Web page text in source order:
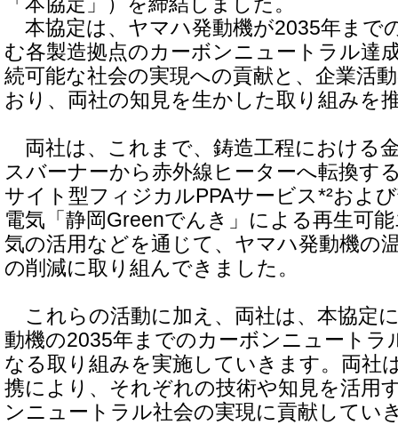
本協定は、ヤマハ発動機が2035年まで
む各製造拠点のカーボンニュートラル達
続可能な社会の実現への貢献と、企業活
おり、両社の知見を生かした取り組みを
両社は、これまで、鋳造工程における
スバーナーから赤外線ヒーターへ転換す
サイト型フィジカルPPAサービス*²およ
電気「静岡Greenでんき」による再生可
気の活用などを通じて、ヤマハ発動機の
の削減に取り組んできました。
これらの活動に加え、両社は、本協定
動機の2035年までのカーボンニュートラ
なる取り組みを実施していきます。両社
携により、それぞれの技術や知見を活用
ンニュートラル社会の実現に貢献してい